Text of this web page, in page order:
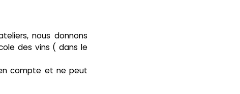
nous donnons
des vins ( dans le
compte et ne peut